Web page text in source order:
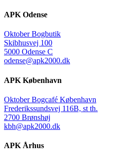
APK Odense
Oktober Bogbutik
Skibhusvej 100
5000 Odense C
odense@apk2000.dk
APK København
Oktober Bogcafé København
Frederikssundsvej 116B, st th.
2700 Brønshøj
kbh@apk2000.dk
APK Århus